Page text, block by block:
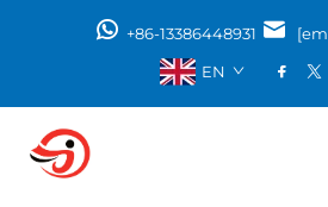
+86-13386448931
EN